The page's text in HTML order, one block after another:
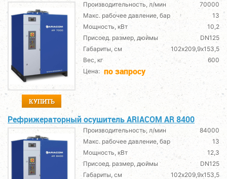
КУПИТЬ
Производительность, л/мин
70000
Макс. рабочее давление, бар
13
Мощность, кВт
10,2
Присоед. размер, дюймы
DN125
Габариты, см
102х209,9х153,5
Вес, кг
600
Цена: по запросу
Рефрижераторный осушитель ARIACOM AR 8400
Производительность, л/мин
84000
Макс. рабочее давление, бар
13
Мощность, кВт
12,3
Присоед. размер, дюймы
DN125
Габариты, см
102х209,9х153,5